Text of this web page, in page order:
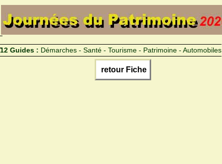
12 Guides : Démarches - Santé - Tourisme - Patrimoine - Automobiles
retour Fiche